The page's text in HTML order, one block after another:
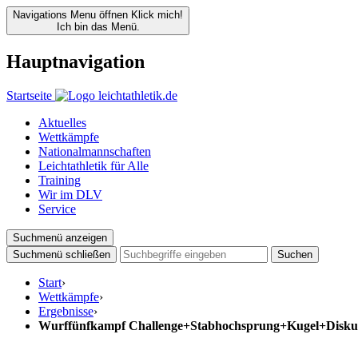
Navigations Menu öffnen Klick mich!
Ich bin das Menü.
Hauptnavigation
Startseite
Aktuelles
Wettkämpfe
Nationalmannschaften
Leichtathletik für Alle
Training
Wir im DLV
Service
Suchmenü anzeigen
Suchmenü schließen
Suchen
Start›
Wettkämpfe›
Ergebnisse›
Wurffünfkampf